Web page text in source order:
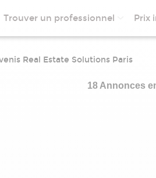
Trouver un professionnel Prix
Real Estate Solutions Paris
18 Annonces